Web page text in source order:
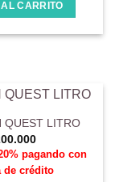
CARRITO
QUEST LITRO
pagando con
de crédito